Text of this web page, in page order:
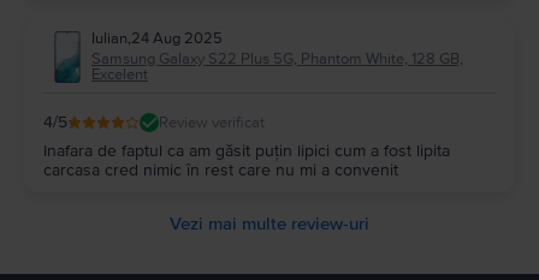
Iulian,24 Aug 2025
Samsung Galaxy S22 Plus 5G, Phantom White, 128 GB,
Excelent
4/5 Review verificat
Inafara de faptul ca am găsit puțin lipici cum a fost lipita
carcasa cred nimic în rest care nu mi a convenit
Vezi mai multe review-uri